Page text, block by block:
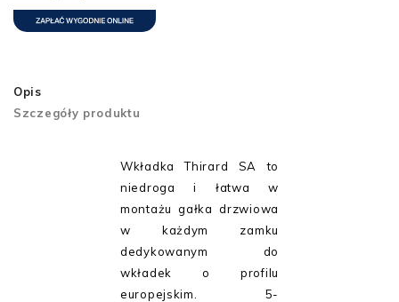
Opis
Szczegóły produktu
Wkładka Thirard SA to
niedroga i łatwa w
montażu gałka drzwiowa
w każdym zamku
dedykowanym do
wkładek o profilu
europejskim. 5-